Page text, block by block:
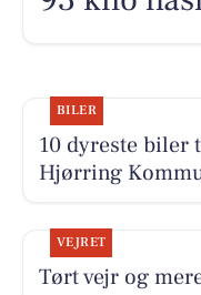
BILER
10 dyreste
Hjørring
VEJRET
Tørt vejr og